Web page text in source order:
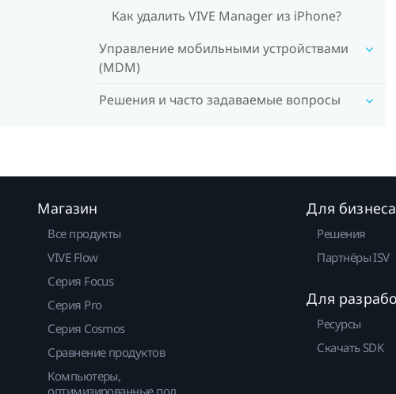
Как удалить VIVE Manager из iPhone?
Управление мобильными устройствами
(MDM)
Решения и часто задаваемые вопросы
Магазин
Все продукты
VIVE Flow
Серия Focus
Серия Pro
Серия Cosmos
Сравнение продуктов
Компьютеры,
Для бизнеса
Решения
Партнёры ISV
Для
Ресурсы
Скачать SDK